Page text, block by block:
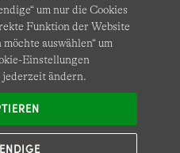
geschützt. Es gelten die
Nutzungsbedingungenvon
um nur die Cookies
Funktion der Website
auswählen“ um
Einstellungen
jederzeit ändern.